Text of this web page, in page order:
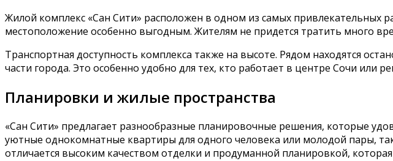
Жилой комплекс «Сан Сити» расположен в одном из самых привлекательных
местоположение особенно выгодным. Жителям не придется тратить много
Транспортная доступность комплекса также на высоте. Рядом находятся
части города. Это особенно удобно для тех, кто работает в центре Сочи или
Планировки и жилые пространства
«Сан Сити» предлагает разнообразные планировочные решения, которые
уютные однокомнатные квартиры для одного человека или молодой пары,
отличается высоким качеством отделки и продуманной планировкой,